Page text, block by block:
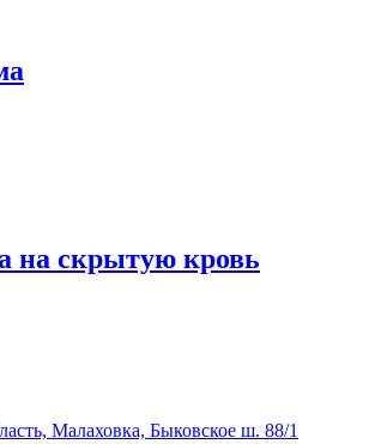
на скрытую кровь
Малаховка, Быковское ш. 88/1